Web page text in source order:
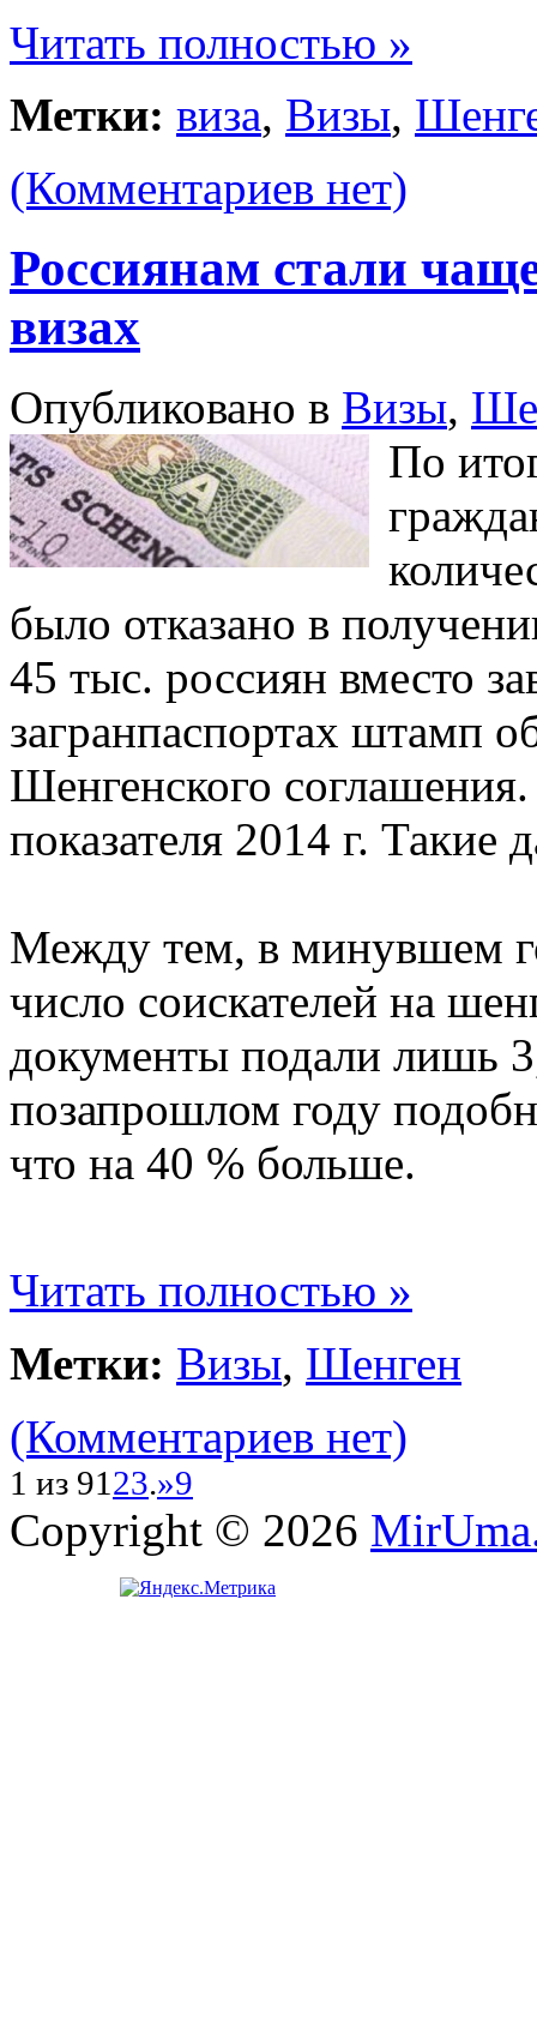
Читать полностью »
Метки: виза, Визы,
(Комментариев нет)
Россиянам стали
визах
Опубликовано в Визы,
По
было отказано в
45 тыс. россиян вместо
загранпаспортах штамп
Шенгенского
показателя 2014 г. Такие
Между тем, в минувшем
число соискателей на
документы подали лишь
позапрошлом году
что на 40 % больше.
Читать полностью »
Метки: Визы, Шенген
(Комментариев нет)
1 из 91 23.»9
Copyright © 2026